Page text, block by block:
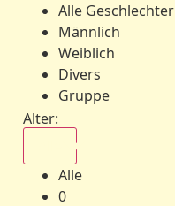
Alle Geschlechter
Männlich
Weiblich
Divers
Gruppe
Alter:
Alle
0